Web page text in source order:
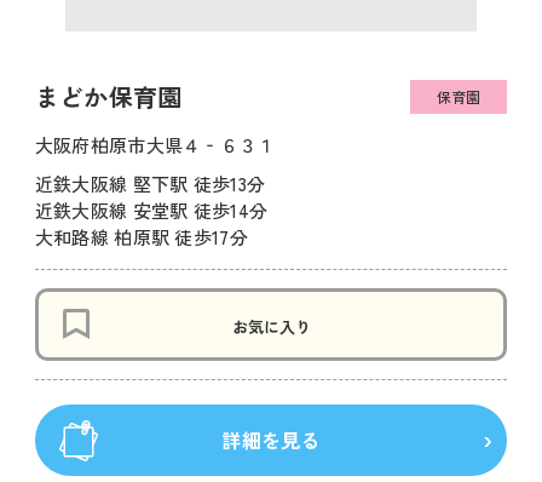
まどか保育園 保育園
大阪府柏原市大県４‐６３１
近鉄大阪線 堅下駅 徒歩13分
近鉄大阪線 安堂駅 徒歩14分
大和路線 柏原駅 徒歩17分
お気に入り
詳細を見る